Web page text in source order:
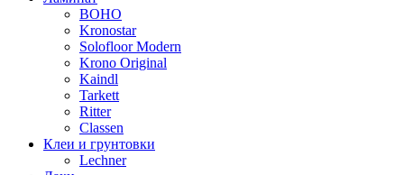
BOHO
Kronostar
Solofloor Modern
Krono Original
Kaindl
Tarkett
Ritter
Classen
Клеи и грунтовки
Lechner